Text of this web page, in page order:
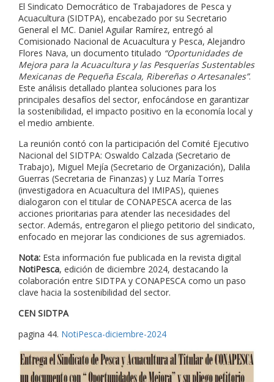
El Sindicato Democrático de Trabajadores de Pesca y
Acuacultura (SIDTPA), encabezado por su Secretario
General el MC. Daniel Aguilar Ramírez, entregó al
Comisionado Nacional de Acuacultura y Pesca, Alejandro
Flores Nava, un documento titulado “Oportunidades de
Mejora para la Acuacultura y las Pesquerías Sustentables
Mexicanas de Pequeña Escala, Ribereñas o Artesanales”.
Este análisis detallado plantea soluciones para los
principales desafíos del sector, enfocándose en garantizar
la sostenibilidad, el impacto positivo en la economía local y
el medio ambiente.
La reunión contó con la participación del Comité Ejecutivo
Nacional del SIDTPA: Oswaldo Calzada (Secretario de
Trabajo), Miguel Mejía (Secretario de Organización), Dalila
Guerras (Secretaria de Finanzas) y Luz María Torres
(investigadora en Acuacultura del IMIPAS), quienes
dialogaron con el titular de CONAPESCA acerca de las
acciones prioritarias para atender las necesidades del
sector. Además, entregaron el pliego petitorio del sindicato,
enfocado en mejorar las condiciones de sus agremiados.
Nota: Esta información fue publicada en la revista digital
NotiPesca, edición de diciembre 2024, destacando la
colaboración entre SIDTPA y CONAPESCA como un paso
clave hacia la sostenibilidad del sector.
CEN SIDTPA
pagina 44. NotiPesca-diciembre-2024